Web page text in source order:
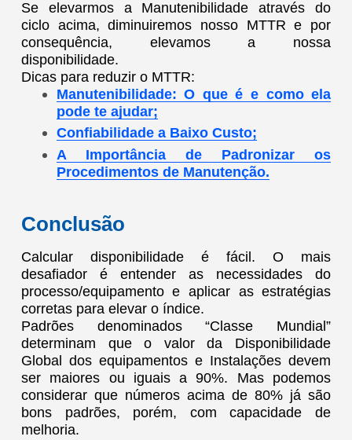
Se elevarmos a Manutenibilidade através do
ciclo acima, diminuiremos nosso MTTR e por
consequência, elevamos a nossa
disponibilidade.
Dicas para reduzir o MTTR:
Manutenibilidade: O que é e como ela
pode te ajudar;
Confiabilidade a Baixo Custo;
A Importância de Padronizar os
Procedimentos de Manutenção.
Conclusão
Calcular disponibilidade é fácil. O mais
desafiador é entender as necessidades do
processo/equipamento e aplicar as estratégias
corretas para elevar o índice.
Padrões denominados “Classe Mundial”
determinam que o valor da Disponibilidade
Global dos equipamentos e Instalações devem
ser maiores ou iguais a 90%. Mas podemos
considerar que números acima de 80% já são
bons padrões, porém, com capacidade de
melhoria.